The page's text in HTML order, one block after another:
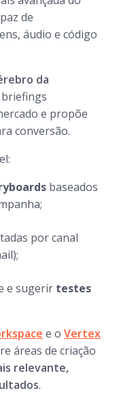
de
áudio e código
da
e propõe
conversão.
baseados
por canal
e sugerir testes
e o Vertex
áreas de criação
relevante,
.